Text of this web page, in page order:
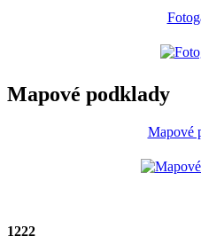
Mapové podklady
Mapové
1222